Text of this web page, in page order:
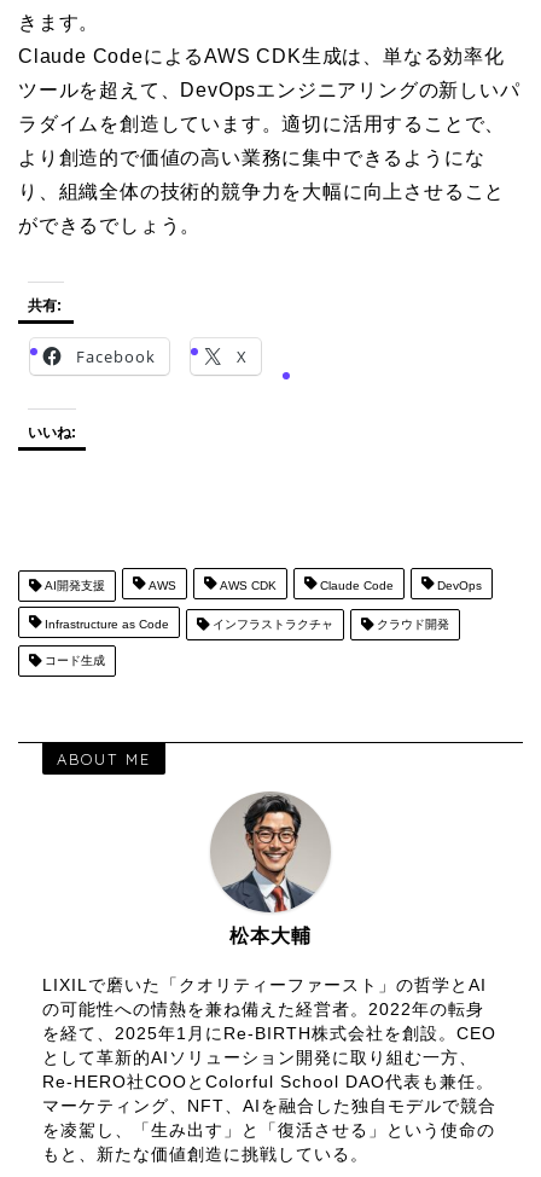
きます。
Claude CodeによるAWS CDK生成は、単なる効率化
ツールを超えて、DevOpsエンジニアリングの新しいパ
ラダイムを創造しています。適切に活用することで、
より創造的で価値の高い業務に集中できるようにな
り、組織全体の技術的競争力を大幅に向上させること
ができるでしょう。
共有:
Facebook X
いいね:
AI開発支援 AWS AWS CDK Claude Code DevOps
Infrastructure as Code インフラストラクチャ クラウド開発
コード生成
ABOUT ME
松本大輔
LIXILで磨いた「クオリティーファースト」の哲学とAI
の可能性への情熱を兼ね備えた経営者。2022年の転身
を経て、2025年1月にRe-BIRTH株式会社を創設。CEO
として革新的AIソリューション開発に取り組む一方、
Re-HERO社COOとColorful School DAO代表も兼任。
マーケティング、NFT、AIを融合した独自モデルで競合
を凌駕し、「生み出す」と「復活させる」という使命の
もと、新たな価値創造に挑戦している。